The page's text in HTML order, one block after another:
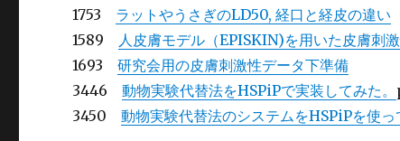
1753 ラットやうさぎのLD50, 経口と経皮の違い
1589 人皮膚モデル（EPISKIN)を用いた皮膚刺
1693研究会用の皮膚刺激性データ下準備
3446動物実験代替法をHSPiPで実装してみた。
3450動物実験代替法のシステムをHSPiPを使